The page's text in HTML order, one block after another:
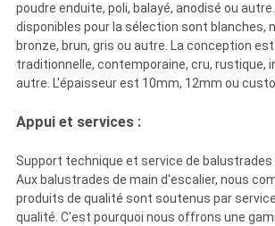
poudre enduite, poli, balayé, anodisé ou
disponibles pour la sélection sont blanches,
bronze, brun, gris ou autre. La conception
traditionnelle, contemporaine, cru, rustique,
autre. L'épaisseur est 10mm, 12mm ou
Appui et services :
Support technique et service de
Aux balustrades de main d'escalier, nous
produits de qualité sont soutenus par
qualité. C'est pourquoi nous offrons une